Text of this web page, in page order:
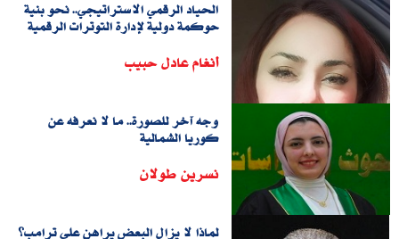
الحياد الرقمي الاستراتيجي.. نحو بنية
حوكمة دولية لإدارة التوترات الرقمية
أنغام عادل حبيب
وجه آخر للصورة.. ما لا نعرفه عن
كوريا الشمالية
نسرين طولان
لماذا لا يزال البعض يراهن على ترامب؟